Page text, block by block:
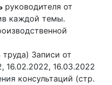
руководителя от
каждой темы.
Записи от
16.02.2022, 16.03.2022
консультаций (стр.